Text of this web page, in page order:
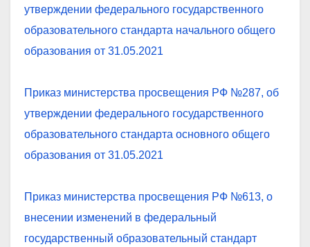
утверждении федерального государственного
образовательного стандарта начального общего
образования от 31.05.2021
Приказ министерства просвещения РФ №287, об
утверждении федерального государственного
образовательного стандарта основного общего
образования от 31.05.2021
Приказ министерства просвещения РФ №613, о
внесении изменений в федеральный
государственный образовательный стандарт